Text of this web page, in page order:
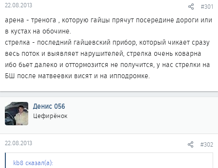
22.08.2013 #301
арена - тренога , которую гайцы прячут посередине дороги или
в кустах на обочине.
стрелка - последний гайцевский прибор, который чикает сразу
весь поток и выявляет нарушителей, стрелка очень коварна
ибо бьет далеко и оттормозится не получится, у нас стрелки на
БШ после матвеевки висят и на ипподромке.
Денис 056
Цефирёнок
22.08.2013 #302
kb8 сказал(а):